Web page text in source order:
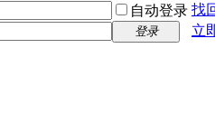
自动登录 找
登录
立